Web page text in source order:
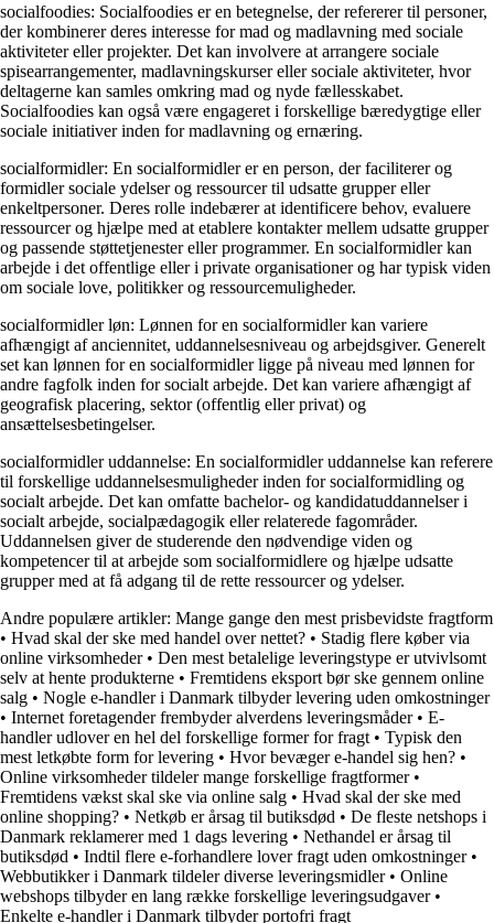
socialfoodies: Socialfoodies er en betegnelse, der refererer til personer,
der kombinerer deres interesse for mad og madlavning med sociale
aktiviteter eller projekter. Det kan involvere at arrangere sociale
spisearrangementer, madlavningskurser eller sociale aktiviteter, hvor
deltagerne kan samles omkring mad og nyde fællesskabet.
Socialfoodies kan også være engageret i forskellige bæredygtige eller
sociale initiativer inden for madlavning og ernæring.
socialformidler: En socialformidler er en person, der faciliterer og
formidler sociale ydelser og ressourcer til udsatte grupper eller
enkeltpersoner. Deres rolle indebærer at identificere behov, evaluere
ressourcer og hjælpe med at etablere kontakter mellem udsatte grupper
og passende støttetjenester eller programmer. En socialformidler kan
arbejde i det offentlige eller i private organisationer og har typisk viden
om sociale love, politikker og ressourcemuligheder.
socialformidler løn: Lønnen for en socialformidler kan variere
afhængigt af anciennitet, uddannelsesniveau og arbejdsgiver. Generelt
set kan lønnen for en socialformidler ligge på niveau med lønnen for
andre fagfolk inden for socialt arbejde. Det kan variere afhængigt af
geografisk placering, sektor (offentlig eller privat) og
ansættelsesbetingelser.
socialformidler uddannelse: En socialformidler uddannelse kan referere
til forskellige uddannelsesmuligheder inden for socialformidling og
socialt arbejde. Det kan omfatte bachelor- og kandidatuddannelser i
socialt arbejde, socialpædagogik eller relaterede fagområder.
Uddannelsen giver de studerende den nødvendige viden og
kompetencer til at arbejde som socialformidlere og hjælpe udsatte
grupper med at få adgang til de rette ressourcer og ydelser.
Andre populære artikler: Mange gange den mest prisbevidste fragtform
• Hvad skal der ske med handel over nettet? • Stadig flere køber via
online virksomheder• Den mest betalelige leveringstype er utvivlsomt
selv at hente produkterne • Fremtidens eksport bør ske gennem online
salg • Nogle e-handler i Danmark tilbyder levering uden omkostninger
• Internet foretagender frembyder alverdens leveringsmåder• E-
handler udlover en hel del forskellige former for fragt • Typisk den
mest letkøbte form for levering • Hvor bevæger e-handel sig hen? •
Online virksomheder tildeler mange forskellige fragtformer•
Fremtidens vækst skal ske via online salg • Hvad skal der ske med
online shopping? • Netkøb er årsag til butiksdød • De fleste netshops i
Danmark reklamerer med 1 dags levering • Nethandel er årsag til
butiksdød • Indtil flere e-forhandlere lover fragt uden omkostninger•
Webbutikker i Danmark tildeler diverse leveringsmidler• Online
webshops tilbyder en lang række forskellige leveringsudgaver•
Enkelte e-handler i Danmark tilbyder portofri fragt